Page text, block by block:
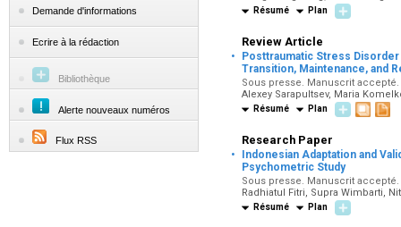
Demande d'informations
Ecrire à la rédaction
Bibliothèque
Alerte nouveaux numéros
Flux RSS
Résumé Plan
Review Article
·
Posttraumatic Stress
Transition, Maintenance, and
Sous presse. Manuscrit
Alexey Sarapultsev, Maria
Résumé Plan
Research Paper
·
Indonesian Adaptation and
Psychometric Study
Sous presse. Manuscrit
Radhiatul Fitri, Supra Wimbarti,
Résumé Plan